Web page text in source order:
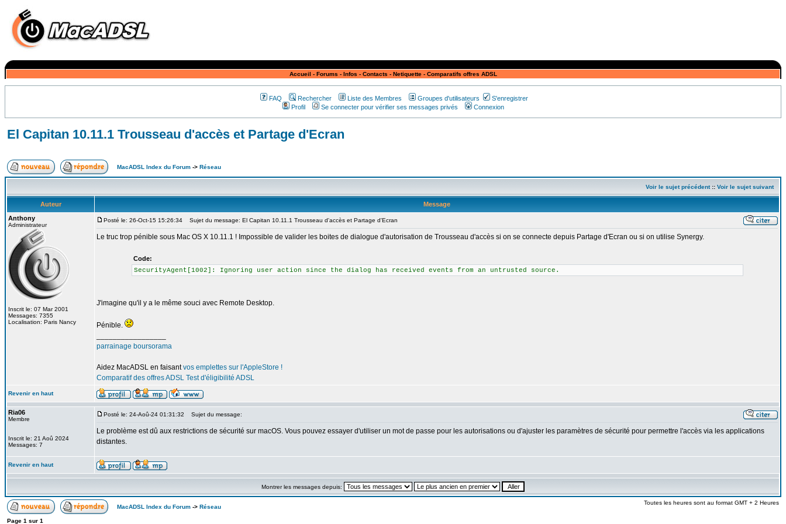
Accueil - Forums - Infos - Contacts - Netiquette- Comparatifs offres ADSL
FAQ Rechercher Liste des Membres Groupes d'utilisateurs
S'enregistrer
Profil
Se connecter pour vérifier ses messages privés Connexion
El Capitan 10.11.1 Trousseau d'accès et Partage d'Ecran
MacADSL Index du Forum -> Réseau
Voir le sujet précédent:: Voir le sujet suivant
Auteur
Message
Anthony
Administrateur
Inscrit le: 07 Mar 2001
Messages: 7355
Localisation: Paris Nancy
Posté le: 26-Oct-15 15:26:34 Sujet du message: El Capitan 10.11.1 Trousseau d'accès et Partage d'Ecran
Le truc trop pénible sous Mac OS X 10.11.1 ! Impossible de valider les boites de dialogue d'autorisation de Trousseau d'accès si on se connecte depuis Partage d'Ecran ou si on utilise Synergy.
Code:
SecurityAgent[1002]: Ignoring user action since the dialog has received events from an untrusted source.
J'imagine qu'il y a le même souci avec Remote Desktop.
Pénible.
parrainage boursorama
Aidez MacADSL en faisantvos emplettes sur l'AppleStore !
Comparatif des offres ADSL Test d'éligibilité ADSL
Revenir en haut
Ria06
Membre
Inscrit le: 21 Aoû 2024
Messages: 7
Posté le: 24-Aoû-24 01:31:32 Sujet du message:
Le problème est dû aux restrictions de sécurité sur macOS. Vous pouvez essayer d'utiliser un mot de passe pour les autorisations ou d'ajuster les paramètres de sécurité pour permettre l'accès via les applications
distantes.
Revenir en haut
Montrer les messages depuis:
MacADSL Index du Forum -> Réseau
Toutes les heures sont au format GMT + 2 Heures
Page 1 sur 1